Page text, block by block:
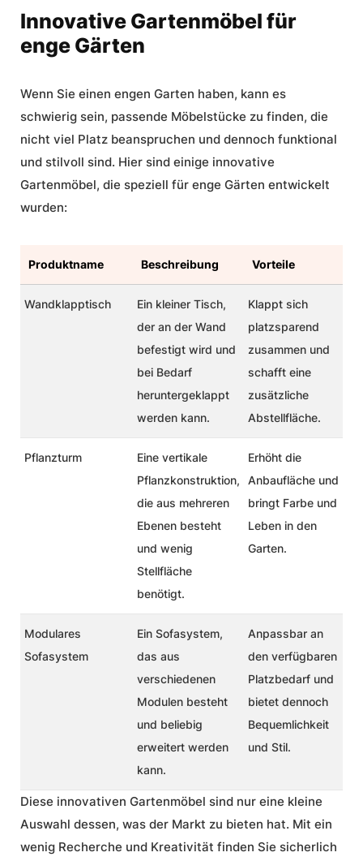
Innovative Gartenmöbel für
enge Gärten
Wenn Sie einen engen Garten haben, kann es
schwierig sein, passende Möbelstücke zu finden, die
nicht viel Platz beanspruchen und dennoch funktional
und stilvoll sind. Hier sind einige innovative
Gartenmöbel, die speziell für enge Gärten entwickelt
wurden:
Produktname Beschreibung Vorteile
Wandklapptisch
Ein kleiner Tisch,
der an der Wand
befestigt wird und
bei Bedarf
heruntergeklappt
werden kann.
Klappt sich
platzsparend
zusammen und
schafft eine
zusätzliche
Abstellfläche.
Pflanzturm
Eine vertikale
Pflanzkonstruktion,
die aus mehreren
Ebenen besteht
und wenig
Stellfläche
benötigt.
Erhöht die
Anbaufläche und
bringt Farbe und
Leben in den
Garten.
Modulares
Sofasystem
Ein Sofasystem,
das aus
verschiedenen
Modulen besteht
und beliebig
erweitert werden
kann.
Anpassbar an
den verfügbaren
Platzbedarf und
bietet dennoch
Bequemlichkeit
und Stil.
Diese innovativen Gartenmöbel sind nur eine kleine
Auswahl dessen, was der Markt zu bieten hat. Mit ein
wenig Recherche und Kreativität finden Sie sicherlich